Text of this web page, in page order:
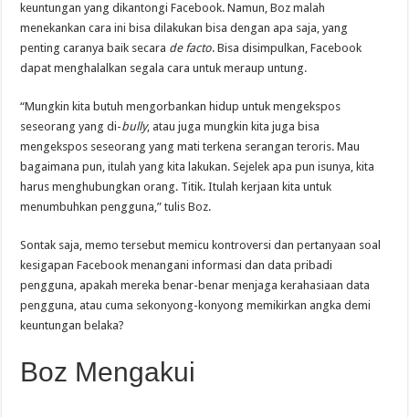
keuntungan yang dikantongi Facebook. Namun, Boz malah
menekankan cara ini bisa dilakukan bisa dengan apa saja, yang
penting caranya baik secara de facto. Bisa disimpulkan, Facebook
dapat menghalalkan segala cara untuk meraup untung.
“Mungkin kita butuh mengorbankan hidup untuk mengekspos
seseorang yang di-bully, atau juga mungkin kita juga bisa
mengekspos seseorang yang mati terkena serangan teroris. Mau
bagaimana pun, itulah yang kita lakukan. Sejelek apa pun isunya, kita
harus menghubungkan orang. Titik. Itulah kerjaan kita untuk
menumbuhkan pengguna,” tulis Boz.
Sontak saja, memo tersebut memicu kontroversi dan pertanyaan soal
kesigapan Facebook menangani informasi dan data pribadi
pengguna, apakah mereka benar-benar menjaga kerahasiaan data
pengguna, atau cuma sekonyong-konyong memikirkan angka demi
keuntungan belaka?
Boz Mengakui